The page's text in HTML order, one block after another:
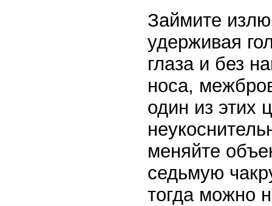
Займите
удерживая
глаза и без
носа,
один из этих
меняйте
седьмую
тогда можно